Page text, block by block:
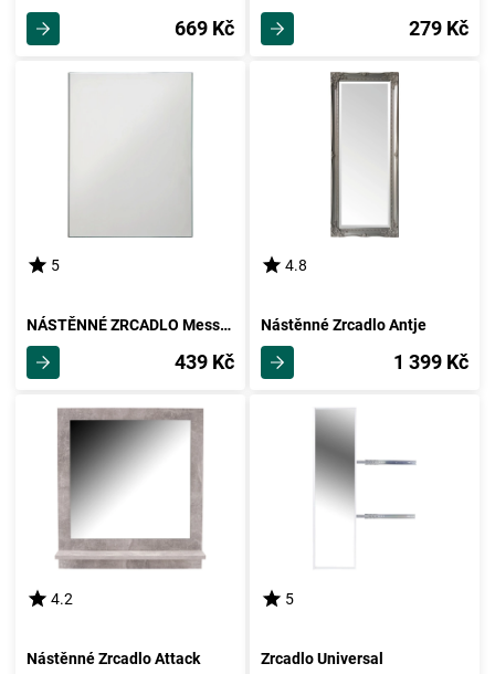
669 Kč 279 Kč
5
NÁSTĚNNÉ ZRCADLO Messina
439 Kč
4.8
Nástěnné Zrcadlo Antje
1 399 Kč
4.2
Nástěnné Zrcadlo Attack
5
Zrcadlo Universal